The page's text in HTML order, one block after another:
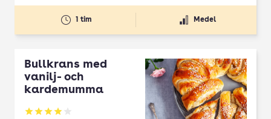
1 tim Medel
Bullkrans med
vanilj- och
kardemumma